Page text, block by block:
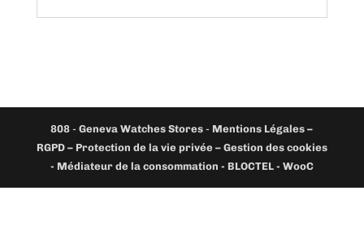
808 -Geneva Watches Stores - Mentions Légales –
RGPD – Protection de la vie privée – Gestion des cookies
- Médiateur de la consommation - BLOCTEL - WooC